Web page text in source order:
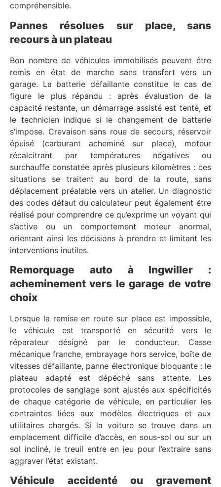
compréhensible.
Pannes résolues sur place, sans
recours à un plateau
Bon nombre de véhicules immobilisés peuvent être
remis en état de marche sans transfert vers un
garage. La batterie défaillante constitue le cas de
figure le plus répandu : après évaluation de la
capacité restante, un démarrage assisté est tenté, et
le technicien indique si le changement de batterie
s’impose. Crevaison sans roue de secours, réservoir
épuisé (carburant acheminé sur place), moteur
récalcitrant par températures négatives ou
surchauffe constatée après plusieurs kilomètres : ces
situations se traitent au bord de la route, sans
déplacement préalable vers un atelier. Un diagnostic
des codes défaut du calculateur peut également être
réalisé pour comprendre ce qu’exprime un voyant qui
s’active ou un comportement moteur anormal,
orientant ainsi les décisions à prendre et limitant les
interventions inutiles.
Remorquage auto à Ingwiller :
acheminement vers le garage de votre
choix
Lorsque la remise en route sur place est impossible,
le véhicule est transporté en sécurité vers le
réparateur désigné par le conducteur. Casse
mécanique franche, embrayage hors service, boîte de
vitesses défaillante, panne électronique bloquante : le
plateau adapté est dépêché sans attente. Les
protocoles de sanglage sont ajustés aux spécificités
de chaque catégorie de véhicule, en particulier les
contraintes liées aux modèles électriques et aux
utilitaires chargés. Si la voiture se trouve dans un
emplacement difficile d’accès, en sous-sol ou sur un
sol incliné, le treuil entre en jeu pour l’extraire sans
aggraver l’état existant.
Véhicule accidenté ou gravement